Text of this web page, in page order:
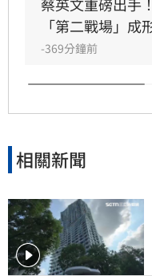
的蔡英文，除了挾
的「政壇起家厝」
「第二戰場」成
-369分鐘前
相關新聞